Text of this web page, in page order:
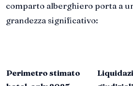
comparto alberghiero porta a
grandezza significativo:
Perimetro stimato